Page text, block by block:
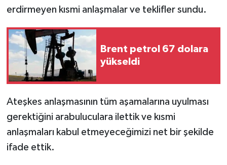
erdirmeyen kısmi anlaşmalar ve teklifler sundu.
Brent petrol 67 dolara
yükseldi
Ateşkes anlaşmasının tüm aşamalarına uyulması
gerektiğini arabuluculara ilettik ve kısmi
anlaşmaları kabul etmeyeceğimizi net bir şekilde
ifade ettik.